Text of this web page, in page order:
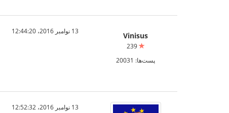
Vinisus
239
پست‌ها: 20031
13 نوامبر 2016،‏ 12:44:20
13 نوامبر 2016،‏ 12:52:32